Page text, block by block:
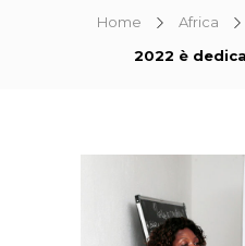
Home Africa
2022 è